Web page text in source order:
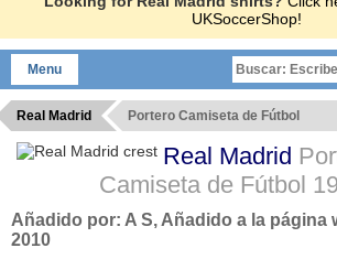
UKSoccerShop!
Menu
Real Madrid Portero Camiseta de Fútbol
Real Madrid
Camiseta de Fútbol
Añadido por: A S, Añadido a la página
2010